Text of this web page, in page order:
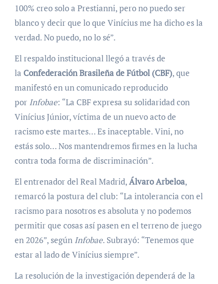
100% creo solo a Prestianni, pero no puedo ser
blanco y decir que lo que Vinícius me ha dicho es la
verdad. No puedo, no lo sé”.
El respaldo institucional llegó a través de
la Confederación Brasileña de Fútbol (CBF), que
manifestó en un comunicado reproducido
por Infobae: “La CBF expresa su solidaridad con
Vinícius Júnior, víctima de un nuevo acto de
racismo este martes… Es inaceptable. Vini, no
estás solo… Nos mantendremos firmes en la lucha
contra toda forma de discriminación”.
El entrenador del Real Madrid,Álvaro Arbeloa,
remarcó la postura del club: “La intolerancia con el
racismo para nosotros es absoluta y no podemos
permitir que cosas así pasen en el terreno de juego
en 2026”, según Infobae. Subrayó: “Tenemos que
estar al lado de Vinícius siempre”.
La resolución de la investigación dependerá de la